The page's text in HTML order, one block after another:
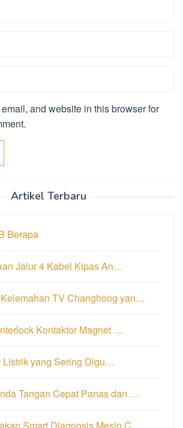
and website in this browser for
Artikel Terbaru
Berapa
Jalur 4 Kabel Kipas An…
TV Changhong yan…
Kontaktor Magnet …
Listrik yang Sering Digu…
Tangan Cepat Panas dan …
Smart Diagnosis Mesin C…